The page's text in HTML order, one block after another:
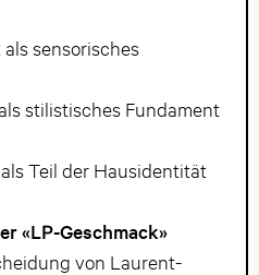
sensorisches
stilistisches Fundament
Teil der Hausidentität
«LP-Geschmack»
von Laurent-